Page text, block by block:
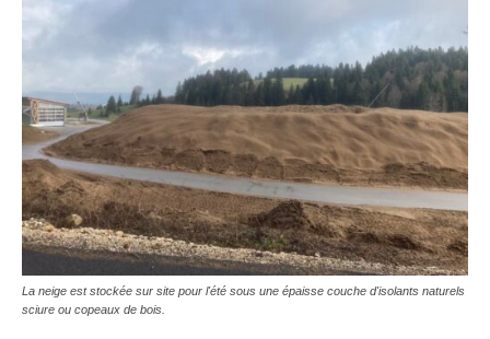
La neige est stockée sur site pour l'été sous une épaisse couche d'isolants naturels
sciure ou copeaux de bois.